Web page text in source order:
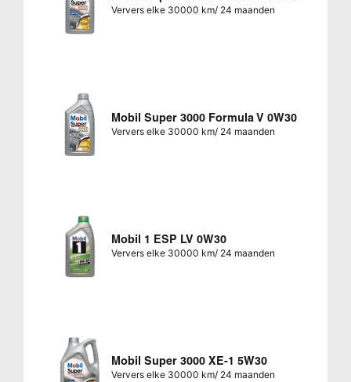
Ververs elke 30000 km/ 24 maanden
Mobil Super 3000 Formula V 0W30
Ververs elke 30000 km/ 24 maanden
Mobil 1 ESP LV 0W30
Ververs elke 30000 km/ 24 maanden
Mobil Super 3000 XE-1 5W30
Ververs elke 30000 km/ 24 maanden